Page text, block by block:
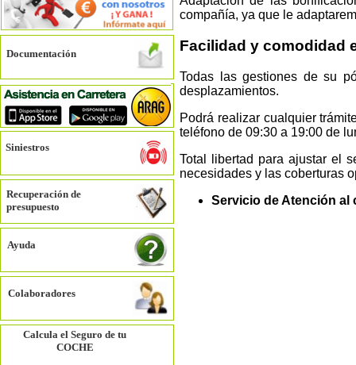
Documentación
Recuperación de
presupuesto
Colaboradores
Ayuda
Siniestros
Calcula el Seguro de tu
COCHE
compañía, ya que le
Facilidad y comodidad
Todas las gestiones de su
desplazamientos.
Podrá realizar cualquier
teléfono de 09:30 a 19:00 de
Total libertad para ajustar el
necesidades y las coberturas
Servicio de Atención al